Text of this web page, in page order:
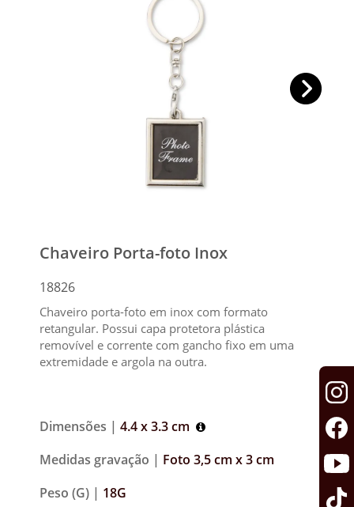
Chaveiro Porta-foto Inox
18826
Chaveiro porta-foto em inox com formato
retangular. Possui capa protetora plástica
removível e corrente com gancho fixo em uma
extremidade e argola na outra.
Dimensões | 4.4 x 3.3 cm
Medidas gravação | Foto 3,5 cm x 3 cm
Peso (G) | 18G